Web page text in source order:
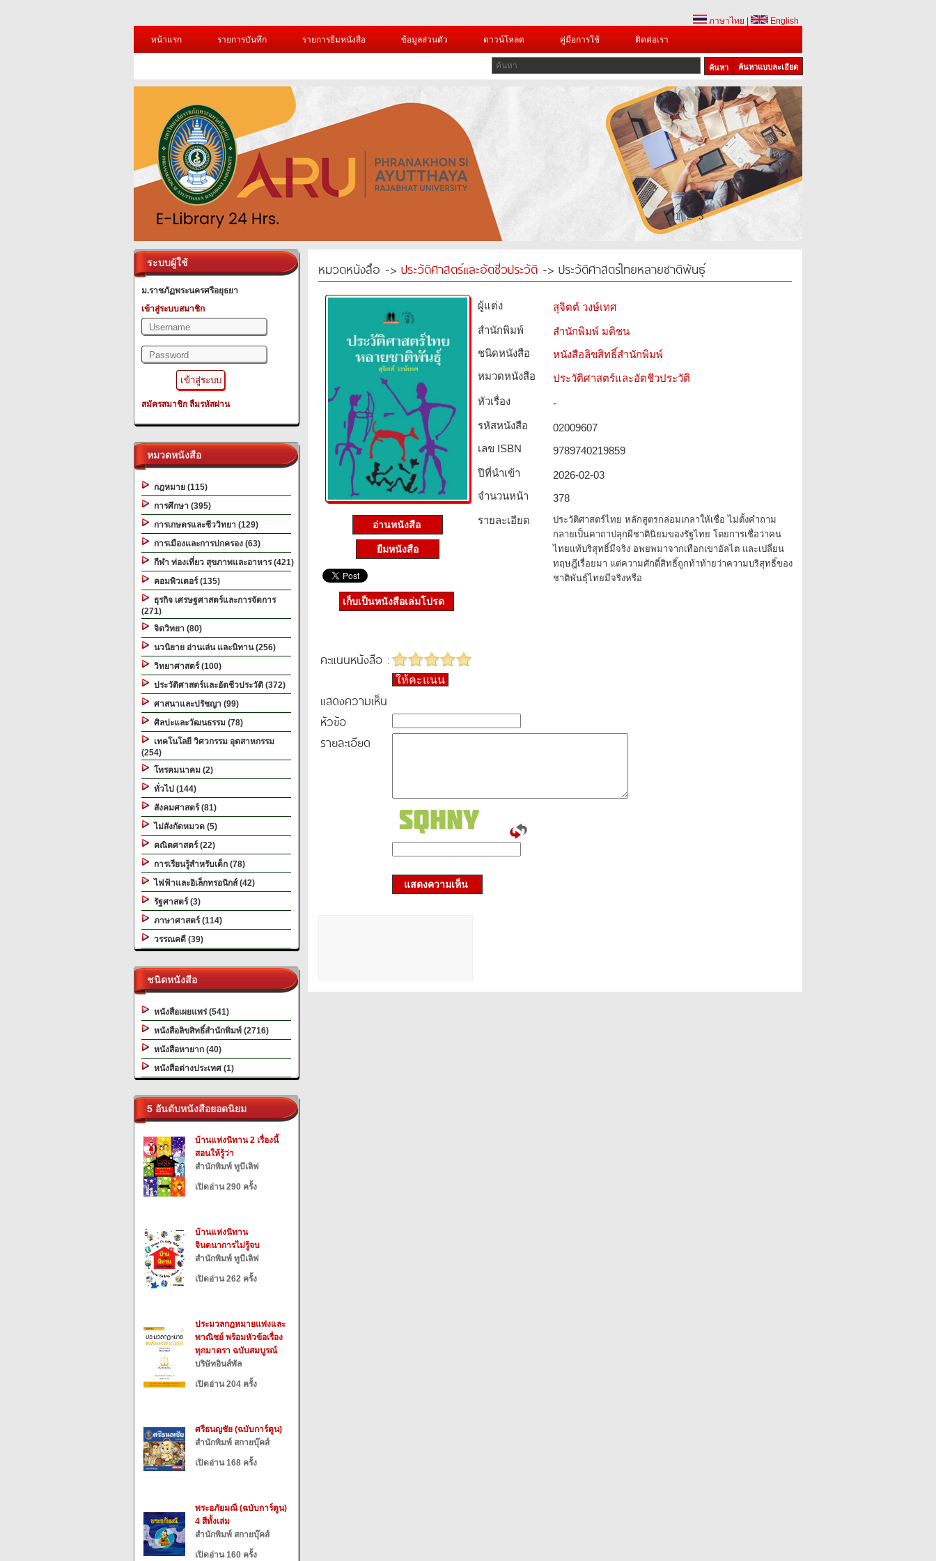
ภาษาไทย
English
หน้าแรก
รายการบันทึก รายการยืมหนังสือ ข้อมูลส่วนตัว ดาวน์โหลด คู่มือการใช้ ติดต่อเรา
ค้นหาแบบละเอียด
1 2 3
ระบบผู้ใช้
ม.ราชภัฏพระนครศรีอยุธยา
เข้าสู่ระบบสมาชิก
สมัครสมาชิก ลืมรหัสผ่าน
หมวดหนังสือ
กฎหมาย (115)
การศึกษา (395)
การเกษตรและชีววิทยา (129)
การเมืองและการปกครอง (63)
กีฬา ท่องเที่ยว สุขภาพและอาหาร (421)
คอมพิวเตอร์ (135)
ธุรกิจ เศรษฐศาสตร์และการจัดการ
(271)
จิตวิทยา (80)
นวนิยาย อ่านเล่น และนิทาน (256)
วิทยาศาสตร์ (100)
ประวัติศาสตร์และอัตชีวประวัติ (372)
ศาสนาและปรัชญา (99)
ศิลปะและวัฒนธรรม (78)
เทคโนโลยี วิศวกรรม อุตสาหกรรม
(254)
โทรคมนาคม (2)
ทั่วไป (144)
สังคมศาสตร์ (81)
ไม่สังกัดหมวด (5)
คณิตศาสตร์ (22)
การเรียนรู้สำหรับเด็ก (78)
ไฟฟ้าและอิเล็กทรอนิกส์ (42)
รัฐศาสตร์ (3)
ภาษาศาสตร์ (114)
วรรณคดี (39)
ชนิดหนังสือ
หนังสือเผยแพร่ (541)
หนังสือลิขสิทธิ์สำนักพิมพ์ (2716)
หนังสือหายาก (40)
หนังสือต่างประเทศ (1)
5 อันดับหนังสือยอดนิยม
บ้านแห่งนิทาน 2 เรื่องนี้
สอนให้รู้ว่า
สำนักพิมพ์ ทูบีเลิฟ
เปิดอ่าน 290 ครั้ง
บ้านแห่งนิทาน
จินตนาการไม่รู้จบ
สำนักพิมพ์ ทูบีเลิฟ
เปิดอ่าน 262 ครั้ง
ประมวลกฎหมายแพ่งและ
พาณิชย์ พร้อมหัวข้อเรื่อง
ทุกมาตรา ฉบับสมบูรณ์
บริษัทอินส์พัล
เปิดอ่าน 204 ครั้ง
ศรีธนญชัย (ฉบับการ์ตูน)
สำนักพิมพ์ สกายบุ๊คส์
เปิดอ่าน 168 ครั้ง
พระอภัยมณี (ฉบับการ์ตูน)
4 สีทั้งเล่ม
สำนักพิมพ์ สกายบุ๊คส์
เปิดอ่าน 160 ครั้ง
หมวดหนังสือ -> ประวัติศาสตร์และอัตชีวประวัติ -> ประวัติศาสตร์ไทยหลายชาติพันธุ์
อ่านหนังสือ
ยืมหนังสือ
ผู้แต่ง
สุจิตต์ วงษ์เทศ
สำนักพิมพ์
สำนักพิมพ์ มติชน
ชนิดหนังสือ­
หนังสือลิขสิทธิ์สำนักพิมพ์
หมวดหนังสือ­
ประวัติศาสตร์และอัตชีวประวัติ
หัวเรื่อง
-
รหัสหนังสือ­
02009607
เลข ISBN
9789740219859
ปีที่นำเข้า
2026-02-03
จำนวนหน้า
378
รายละเอียด
ประวัติศาสตร์ไทย หลักสูตรกล่อมเกลาให้เชื่อ ไม่ตั้งคำถาม
กลายเป็นคาถาปลุกผีชาตินิยมของรัฐไทย โดยการเชื่อว่าคน
ไทยแท้บริสุทธิ์มีจริง อพยพมาจากเทือกเขาอัลไต และเปลี่ยน
ทฤษฎีเรื่อยมา แต่ความศักดิ์สิทธิ์ถูกท้าท้ายว่าความบริสุทธิ์ของ
ชาติพันธุ์ไทยมีจริงหรือ
เก็บเป็นหนังสือเล่มโปรด
คะแนนหนังสือ :
ให้คะแนน
แสดงความเห็น
หัวข้อ
รายละเอียด
แสดงความเห็น